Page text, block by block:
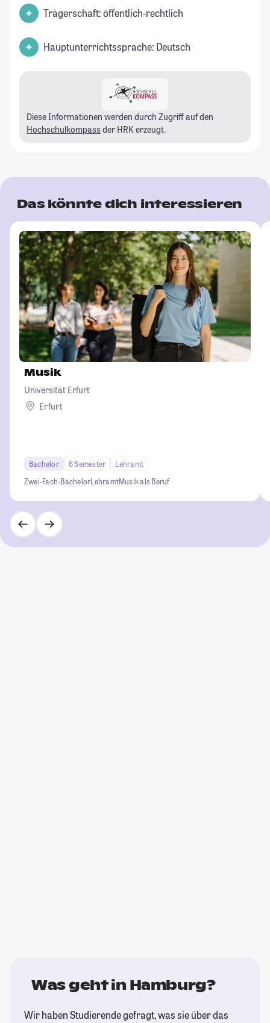
Trägerschaft: öffentlich-rechtlich
Hauptunterrichtssprache: Deutsch
Diese Informationen werden durch Zugriff auf den
Hochschulkompass der HRK erzeugt.
Das könnte dich interessieren
Musik
Universität Erfurt
Erfurt
Bachelor 6 Semester
Lehramt
Zwei-Fach-BachelorLehramtMusik als Beruf
Was geht in Hamburg?
Wir haben Studierende gefragt, was sie über das